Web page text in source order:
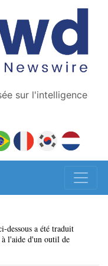
sur l'intelligence
dessous a été traduit
l'aide d'un outil de